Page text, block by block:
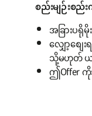
စည်းမျဉ်းစည်
အခြားပရို
လျှော့စျ
သို့မဟုတ် ယ
ဤOffer